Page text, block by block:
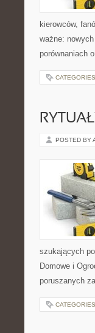
kierowców,
ważne:
porównaniach
POSTED BY
szukających
Domowe i
poruszanych